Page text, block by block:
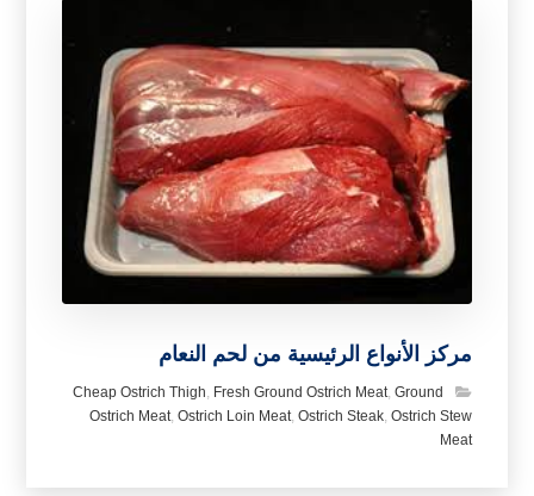
مركز الأنواع الرئيسية من لحم النعام
Cheap Ostrich Thigh, Fresh Ground Ostrich Meat, Ground
Ostrich Meat, Ostrich Loin Meat, Ostrich Steak, Ostrich Stew
Meat